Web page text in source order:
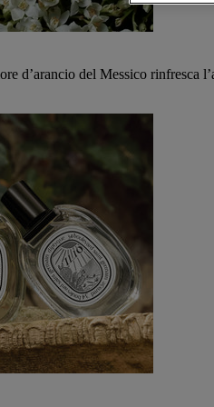
d’arancio del Messico rinfresca